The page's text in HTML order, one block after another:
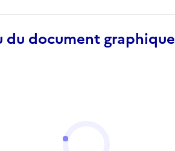
document graphique